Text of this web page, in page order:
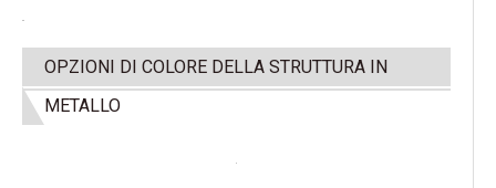
OPZIONI DI COLORE DELLA STRUTTURA IN
METALLO